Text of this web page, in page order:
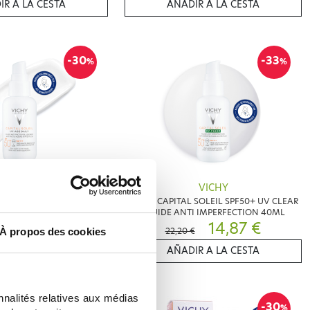
À propos des cookies
relatives aux médias
A LA CESTA AÑADIR A LA CESTA
-30%
SPF50+ 40ML
15,50 €
A LA CESTA
-33%
VICHY
VICHY CAPITAL SOLEIL SPF50+ UV CLEAR
FLUIDE ANTI IMPERFECTION 40ML
22,20 €
14,87 €
AÑADIR A LA CESTA